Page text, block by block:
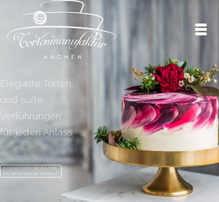
Elegante Torten,
und süße
Verführungen
für jeden Anlass
KONTAKTIEREN SIE UNS FÜR
IHR PERSÖNLICHES ANGEBOT